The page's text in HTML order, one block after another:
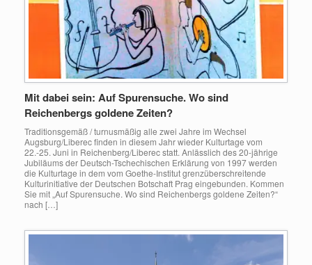
Mit dabei sein: Auf Spurensuche. Wo sind
Reichenbergs goldene Zeiten?
Traditionsgemäß / turnusmäßig alle zwei Jahre im Wechsel
Augsburg/Liberec finden in diesem Jahr wieder Kulturtage vom
22.-25. Juni in Reichenberg/Liberec statt. Anlässlich des 20-jährige
Jubiläums der Deutsch-Tschechischen Erklärung von 1997 werden
die Kulturtage in dem vom Goethe-Institut grenzüberschreitende
Kulturinitiative der Deutschen Botschaft Prag eingebunden. Kommen
Sie mit „Auf Spurensuche. Wo sind Reichenbergs goldene Zeiten?“
nach […]